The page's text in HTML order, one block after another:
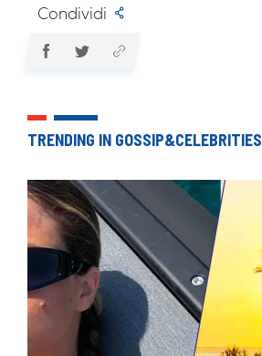
Condividi
TRENDING IN GOSSIP&CELEBRITIES